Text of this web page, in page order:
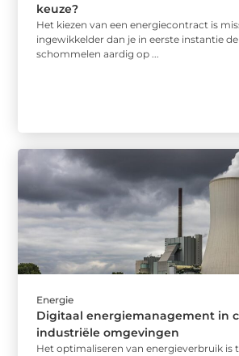
keuze?
Het kiezen van een energiecontract is
ingewikkelder dan je in eerste instantie
schommelen aardig op ...
Energie
Digitaal energiemanagement in
industriële omgevingen
Het optimaliseren van energieverbruik is